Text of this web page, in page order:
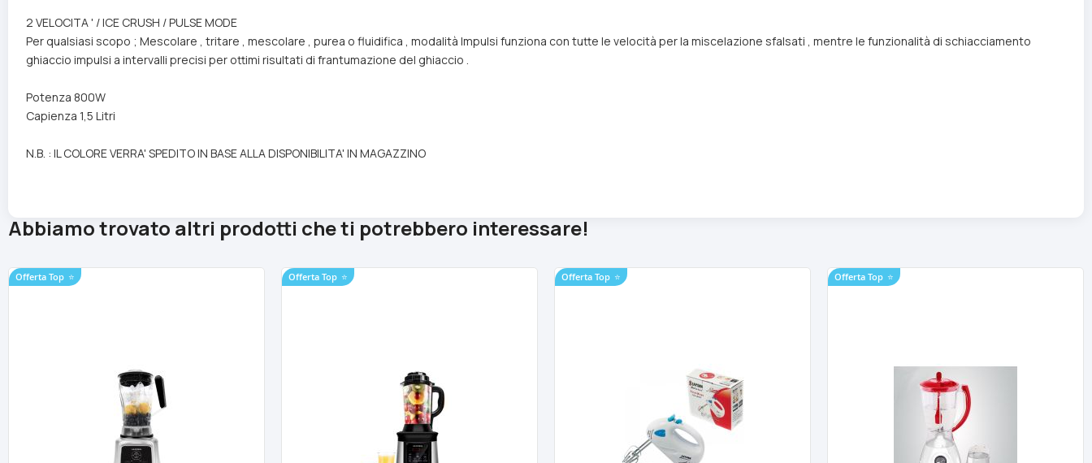
2 VELOCITA ' / ICE CRUSH / PULSE MODE
Per qualsiasi scopo ; Mescolare , tritare , mescolare , purea o fluidifica , modalità Impulsi funziona con tutte le velocità per la miscelazione sfalsati , mentre le funzionalità di schiacciamento
ghiaccio impulsi a intervalli precisi per ottimi risultati di frantumazione del ghiaccio .
Potenza 800W
Capienza 1,5 Litri
N.B. : IL COLORE VERRA' SPEDITO IN BASE ALLA DISPONIBILITA' IN MAGAZZINO
Abbiamo trovato altri prodotti che ti potrebbero interessare!
Offerta Top ⭐ Offerta Top ⭐ Offerta Top ⭐ Offerta Top ⭐